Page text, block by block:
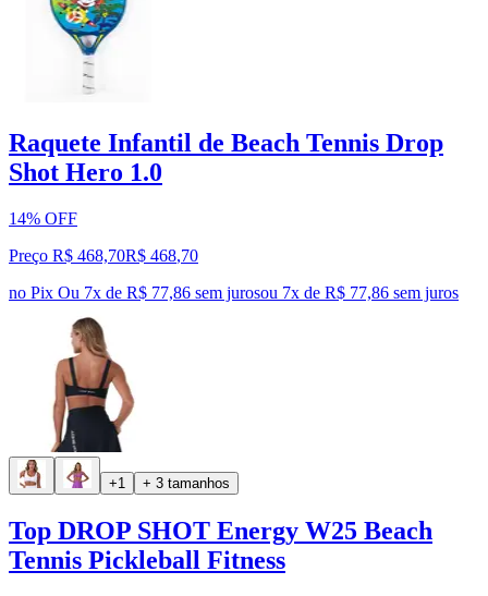
Raquete Infantil de Beach Tennis Drop
Shot Hero 1.0
14% OFF
Preço R$ 468,70R$ 468,70
no Pix Ou 7x de R$ 77,86 sem jurosou 7x de R$ 77,86 sem juros
+1 + 3 tamanhos
Top DROP SHOT Energy W25 Beach
Tennis Pickleball Fitness